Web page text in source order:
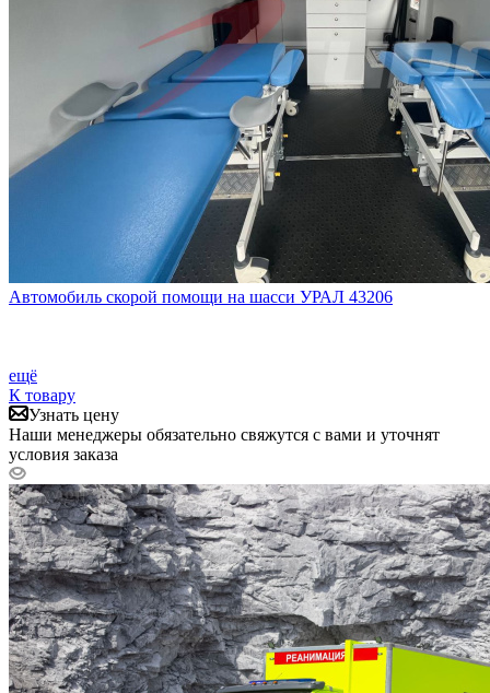
Автомобиль скорой помощи на шасси УРАЛ 43206
ещё
К товару
Узнать цену
Наши менеджеры обязательно свяжутся с вами и уточнят
условия заказа